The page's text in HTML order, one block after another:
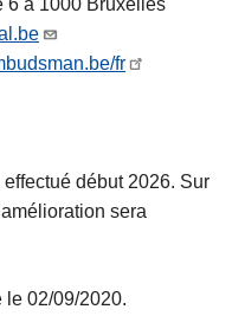
6 à 1000 Bruxelles
fr
début 2026. Sur
sera
le 02/09/2020.